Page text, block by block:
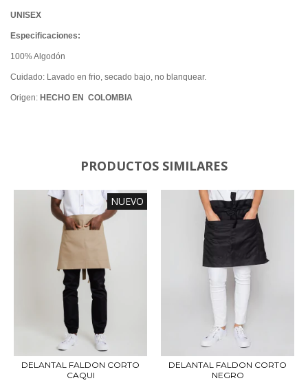
UNISEX
Especificaciones:
100% Algodón
Cuidado: Lavado en frio, secado bajo, no blanquear.
Origen: HECHO EN COLOMBIA
PRODUCTOS SIMILARES
NUEVO
DELANTAL FALDON CORTO
CAQUI
DELANTAL FALDON CORTO
NEGRO